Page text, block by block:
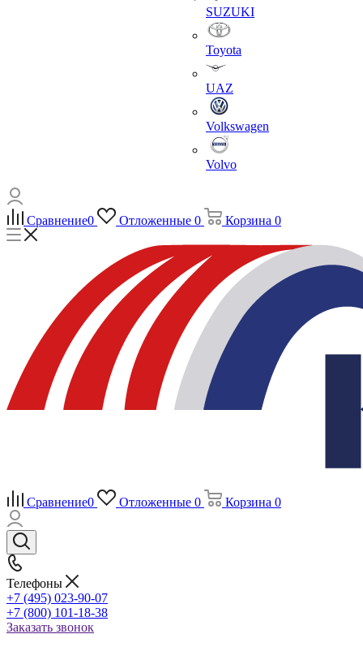
SUZUKI
Toyota
UAZ
Volkswagen
Volvo
Сравнение0 Отложенные 0 Корзина 0
Сравнение0 Отложенные 0 Корзина 0
Телефоны
+7 (495) 023-90-07
+7 (800) 101-18-38
Заказать звонок